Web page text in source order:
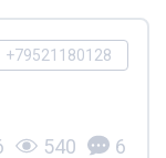
+79521180128
540 6